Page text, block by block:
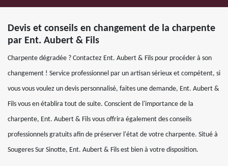
Devis et conseils en changement de la charpente
par Ent. Aubert & Fils
Charpente dégradée ? Contactez Ent. Aubert & Fils pour procéder à son
changement ! Service professionnel par un artisan sérieux et compétent, si
vous vous voulez un devis personnalisé, faites une demande, Ent. Aubert &
Fils vous en établira tout de suite. Conscient de l'importance de la
charpente, Ent. Aubert & Fils vous offrira également des conseils
professionnels gratuits afin de préserver l'état de votre charpente. Situé à
Sougeres Sur Sinotte, Ent. Aubert & Fils est bien à votre disposition.